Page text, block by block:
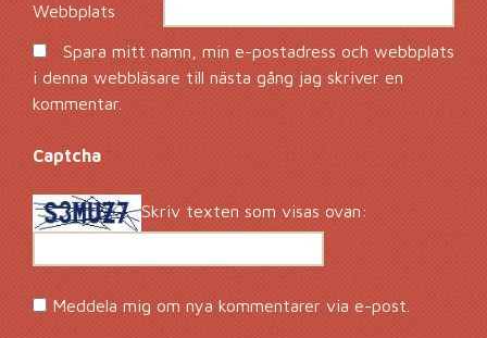
Webbplats
Spara mitt namn, min e-postadress och webbplats
i denna webbläsare till nästa gång jag skriver en
kommentar.
Captcha *
Skriv texten som visas ovan:
Meddela mig om nya kommentarer via e-post.